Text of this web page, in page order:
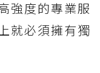
強度的專業服
就必須擁有獨